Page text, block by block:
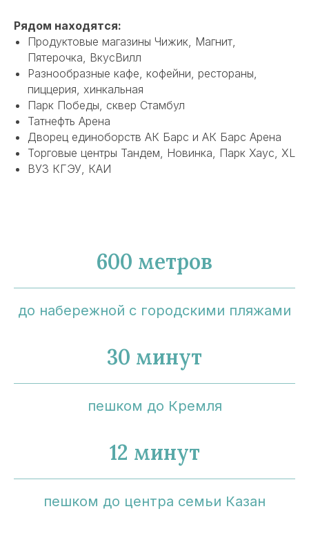
Рядом находятся:
Продуктовые магазины Чижик, Магнит,
Пятерочка, ВкусВилл
Разнообразные кафе, кофейни, рестораны,
пиццерия, хинкальная
Парк Победы, сквер Стамбул
Татнефть Арена
Дворец единоборств АК Барс и АК Барс Арена
Торговые центры Тандем, Новинка, Парк Хаус, XL
ВУЗ КГЭУ, КАИ
600 метров
до набережной с городскими пляжами
30 минут
пешком до Кремля
12 минут
пешком до центра семьи Казан